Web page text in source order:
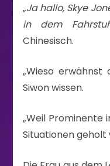
„Ja hallo, Skye
in dem
Chinesisch.
„Wieso erwähnst
Siwon wissen.
„Weil Prominente
Situationen geholt